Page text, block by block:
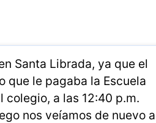
Santa Librada, ya que el
que le pagaba la Escuela
colegio, a las 12:40 p.m.
nos veíamos de nuevo a